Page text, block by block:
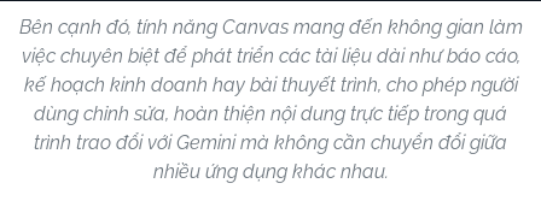
Bên cạnh đó, tính năng Canvas mang đến không gian làm
việc chuyên biệt để phát triển các tài liệu dài như báo cáo,
kế hoạch kinh doanh hay bài thuyết trình, cho phép người
dùng chỉnh sửa, hoàn thiện nội dung trực tiếp trong quá
trình trao đổi với Gemini mà không cần chuyển đổi giữa
nhiều ứng dụng khác nhau.